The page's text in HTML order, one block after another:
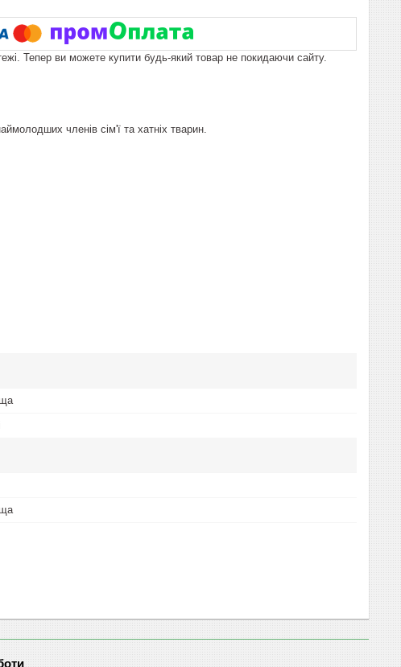
Тепер ви можете купити будь-який товар не покидаючи сайту.
членів сім'ї та хатніх тварин.